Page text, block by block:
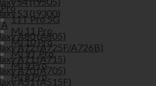
11T Pro 5G
Mi 11 Pro
Mi 10 Pro
Mi 9T Pro
Mi 9 Pro
Mi 8 Pro
S3 (I9300)
A80 (A805)
A72 (A725F/A726B)
A71 (A715)
A70 (A705)
A51 (A515F)